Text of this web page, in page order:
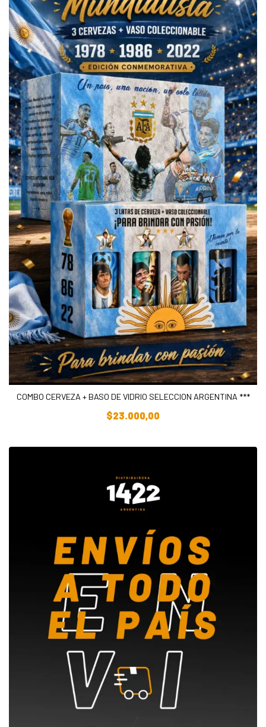
COMBO CERVEZA + BASO DE VIDRIO SELECCION ARGENTINA ***
$23.000,00